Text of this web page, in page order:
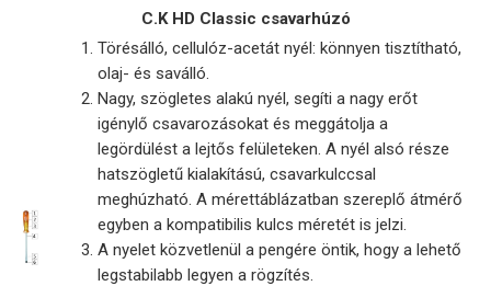
C.K HD Classic csavarhúzó
Törésálló, cellulóz-acetát nyél: könnyen tisztítható,
olaj- és saválló.
Nagy, szögletes alakú nyél, segíti a nagy erőt
igénylő csavarozásokat és meggátolja a
legördülést a lejtős felületeken. A nyél alsó része
hatszögletű kialakítású, csavarkulccsal
meghúzható. A mérettáblázatban szereplő átmérő
egyben a kompatibilis kulcs méretét is jelzi.
A nyelet közvetlenül a pengére öntik, hogy a lehető
legstabilabb legyen a rögzítés.